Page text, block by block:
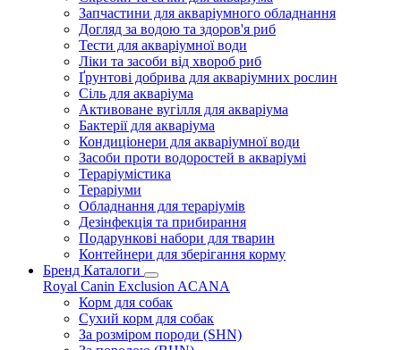
Запчастини для акваріумного обладнання
Догляд за водою та здоров'я риб
Тести для акваріумної води
Ліки та засоби від хвороб риб
Ґрунтові добрива для акваріумних рослин
Сіль для акваріума
Активоване вугілля для акваріума
Бактерії для акваріума
Кондиціонери для акваріумної води
Засоби проти водоростей в акваріумі
Тераріумістика
Тераріуми
Обладнання для тераріумів
Дезінфекція та прибирання
Подарункові набори для тварин
Контейнери для зберігання корму
Бренд Каталоги
Royal Canin Exclusion ACANA
Корм для собак
Сухий корм для собак
За розміром породи (SHN)